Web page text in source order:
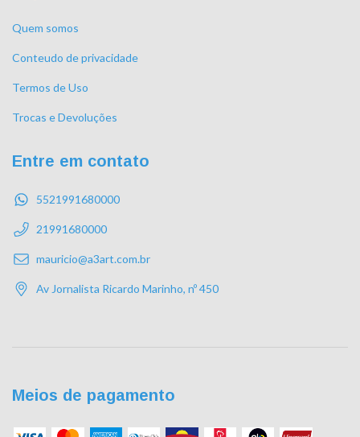
Quem somos
Conteudo de privacidade
Termos de Uso
Trocas e Devoluções
Entre em contato
5521991680000
21991680000
mauricio@a3art.com.br
Av Jornalista Ricardo Marinho, nº 450
Meios de pagamento